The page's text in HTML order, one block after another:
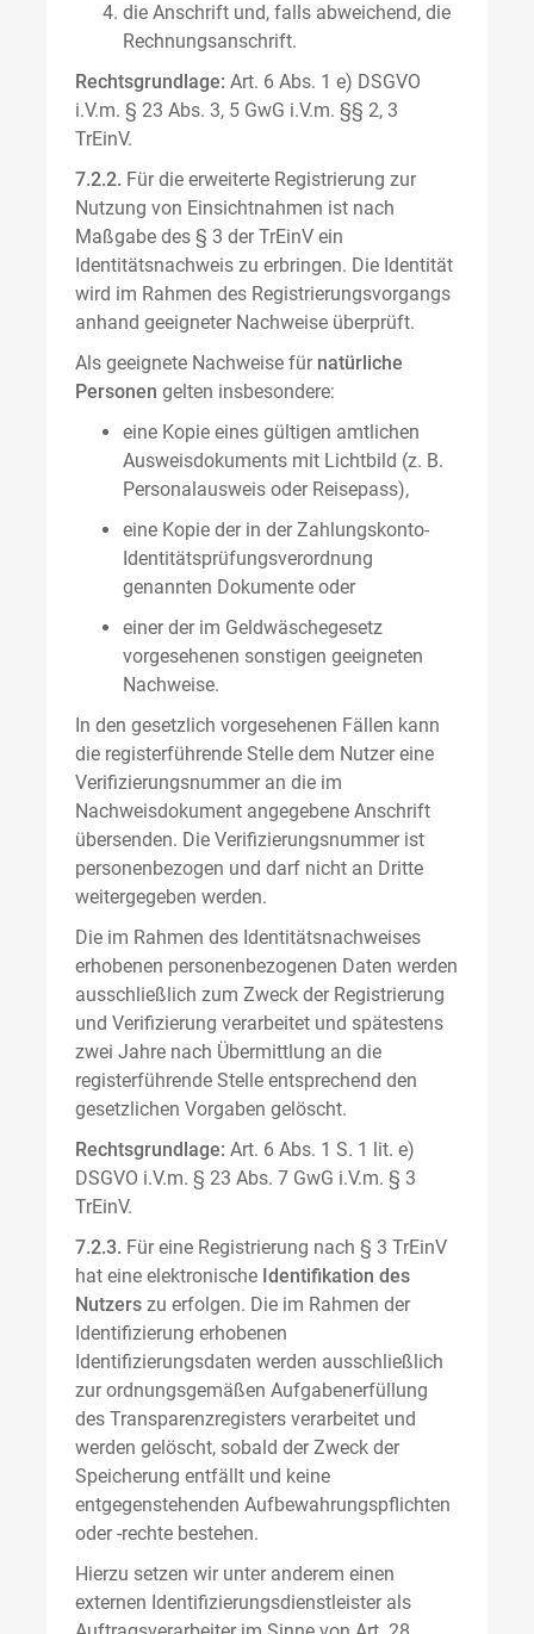
die Anschrift und, falls abweichend, die
Rechnungsanschrift.
Rechtsgrundlage: Art. 6 Abs. 1 e) DSGVO
i.V.m. § 23 Abs. 3, 5 GwG i.V.m. §§ 2, 3
TrEinV.
7.2.2. Für die erweiterte Registrierung zur
Nutzung von Einsichtnahmen ist nach
Maßgabe des § 3 der TrEinV ein
Identitätsnachweis zu erbringen. Die Identität
wird im Rahmen des Registrierungsvorgangs
anhand geeigneter Nachweise überprüft.
Als geeignete Nachweise für natürliche
Personen gelten insbesondere:
eine Kopie eines gültigen amtlichen
Ausweisdokuments mit Lichtbild (z. B.
Personalausweis oder Reisepass),
eine Kopie der in der Zahlungskonto-
Identitätsprüfungsverordnung
genannten Dokumente oder
einer der im Geldwäschegesetz
vorgesehenen sonstigen geeigneten
Nachweise.
In den gesetzlich vorgesehenen Fällen kann
die registerführende Stelle dem Nutzer eine
Verifizierungsnummer an die im
Nachweisdokument angegebene Anschrift
übersenden. Die Verifizierungsnummer ist
personenbezogen und darf nicht an Dritte
weitergegeben werden.
Die im Rahmen des Identitätsnachweises
erhobenen personenbezogenen Daten werden
ausschließlich zum Zweck der Registrierung
und Verifizierung verarbeitet und spätestens
zwei Jahre nach Übermittlung an die
registerführende Stelle entsprechend den
gesetzlichen Vorgaben gelöscht.
Rechtsgrundlage: Art. 6 Abs. 1 S. 1 lit. e)
DSGVO i.V.m. § 23 Abs. 7 GwG i.V.m. § 3
TrEinV.
7.2.3. Für eine Registrierung nach § 3 TrEinV
hat eine elektronische Identifikation des
Nutzers zu erfolgen. Die im Rahmen der
Identifizierung erhobenen
Identifizierungsdaten werden ausschließlich
zur ordnungsgemäßen Aufgabenerfüllung
des Transparenzregisters verarbeitet und
werden gelöscht, sobald der Zweck der
Speicherung entfällt und keine
entgegenstehenden Aufbewahrungspflichten
oder -rechte bestehen.
Hierzu setzen wir unter anderem einen
externen Identifizierungsdienstleister als